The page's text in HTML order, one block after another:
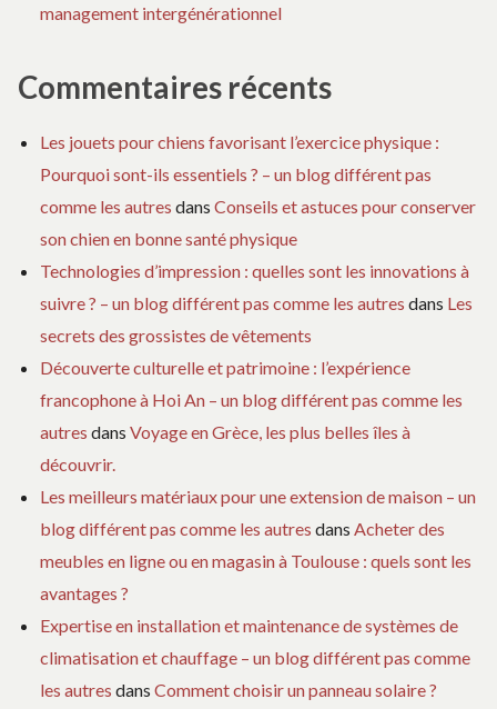
management intergénérationnel
Commentaires récents
Les jouets pour chiens favorisant l’exercice physique :
Pourquoi sont-ils essentiels ? – un blog différent pas
comme les autres dans Conseils et astuces pour conserver
son chien en bonne santé physique
Technologies d’impression : quelles sont les innovations à
suivre ? – un blog différent pas comme les autres dans Les
secrets des grossistes de vêtements
Découverte culturelle et patrimoine : l’expérience
francophone à Hoi An – un blog différent pas comme les
autres dans Voyage en Grèce, les plus belles îles à
découvrir.
Les meilleurs matériaux pour une extension de maison – un
blog différent pas comme les autres dans Acheter des
meubles en ligne ou en magasin à Toulouse : quels sont les
avantages ?
Expertise en installation et maintenance de systèmes de
climatisation et chauffage – un blog différent pas comme
les autres dans Comment choisir un panneau solaire ?